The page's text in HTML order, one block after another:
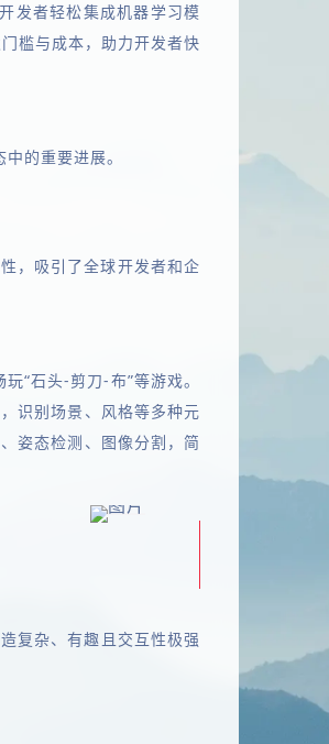
发者轻松集成机器学习模
槛与成本，助力开发者快
的重要进展。
，吸引了全球开发者和企
“石头-剪刀-布”等游戏。
识别场景、风格等多种元
姿态检测、图像分割，简
复杂、有趣且交互性极强